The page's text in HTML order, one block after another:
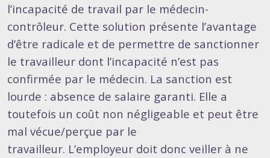
l’incapacité de travail par le médecin-
contrôleur. Cette solution présente l’avantage
d’être radicale et de permettre de sanctionner
le travailleur dont l’incapacité n’est pas
confirmée par le médecin. La sanction est
lourde : absence de salaire garanti. Elle a
toutefois un coût non négligeable et peut être
mal vécue/perçue par le
travailleur. L’employeur doit donc veiller à ne